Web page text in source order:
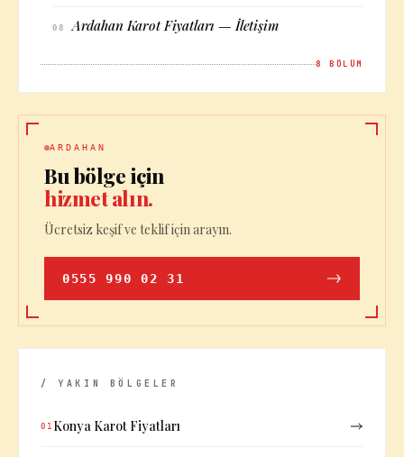
08 Ardahan Karot Fiyatları — İletişim
8 BÖLÜM
ARDAHAN
Bu bölge için
hizmet alın.
Ücretsiz keşif ve teklif için arayın.
0555 990 02 31
/ YAKIN BÖLGELER
01 Konya Karot Fiyatları